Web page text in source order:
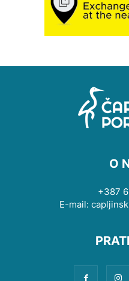
O
+387
E-mail: